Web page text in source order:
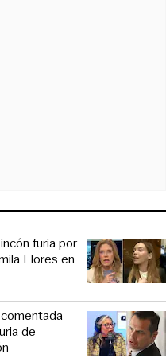
furia por
Flores en
de